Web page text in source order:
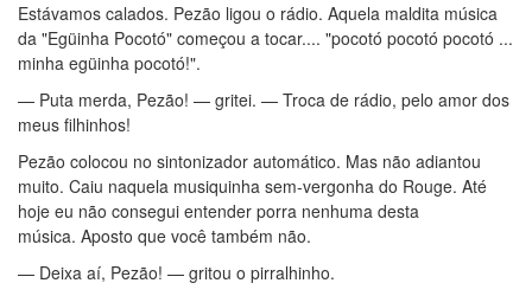
Estávamos calados. Pezão ligou o rádio. Aquela maldita música
da "Egüinha Pocotó" começou a tocar.... "pocotó pocotó pocotó ...
minha egüinha pocotó!".
— Puta merda, Pezão! — gritei. — Troca de rádio, pelo amor dos
meus filhinhos!
Pezão colocou no sintonizador automático. Mas não adiantou
muito. Caiu naquela musiquinha sem-vergonha do Rouge. Até
hoje eu não consegui entender porra nenhuma desta
música. Aposto que você também não.
— Deixa aí, Pezão! — gritou o pirralhinho.